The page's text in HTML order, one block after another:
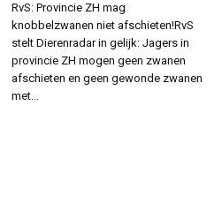
RvS: Provincie ZH mag
knobbelzwanen niet afschieten!RvS
stelt Dierenradar in gelijk: Jagers in
provincie ZH mogen geen zwanen
afschieten en geen gewonde zwanen
met...